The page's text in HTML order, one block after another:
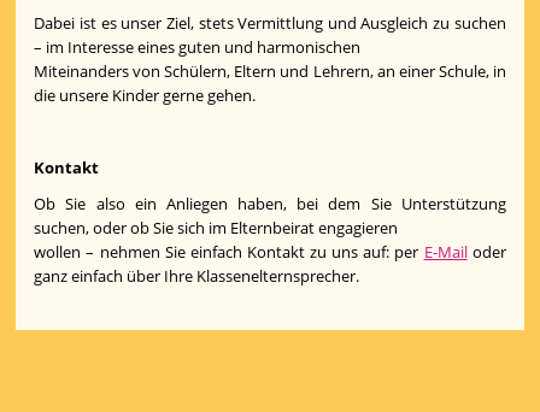
Dabei ist es unser Ziel, stets Vermittlung und Ausgleich zu suchen
– im Interesse eines guten und harmonischen
Miteinanders von Schülern, Eltern und Lehrern, an einer Schule, in
die unsere Kinder gerne gehen.
Kontakt
Ob Sie also ein Anliegen haben, bei dem Sie Unterstützung
suchen, oder ob Sie sich im Elternbeirat engagieren
wollen – nehmen Sie einfach Kontakt zu uns auf: per E-Mailoder
ganz einfach über Ihre Klassenelternsprecher.